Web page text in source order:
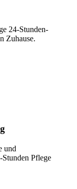
24-Stunden-
Zuhause.
und
Stunden Pflege